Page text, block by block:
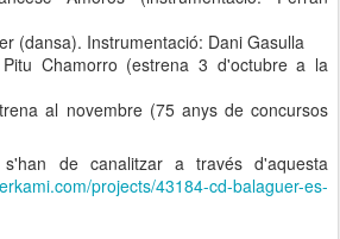
(dansa). Instrumentació: Dani Gasulla
Chamorro (estrena 3 d'octubre a la
al novembre (75 anys de concursos
de canalitzar a través d'aquesta
projects/43184-cd-balaguer-es-